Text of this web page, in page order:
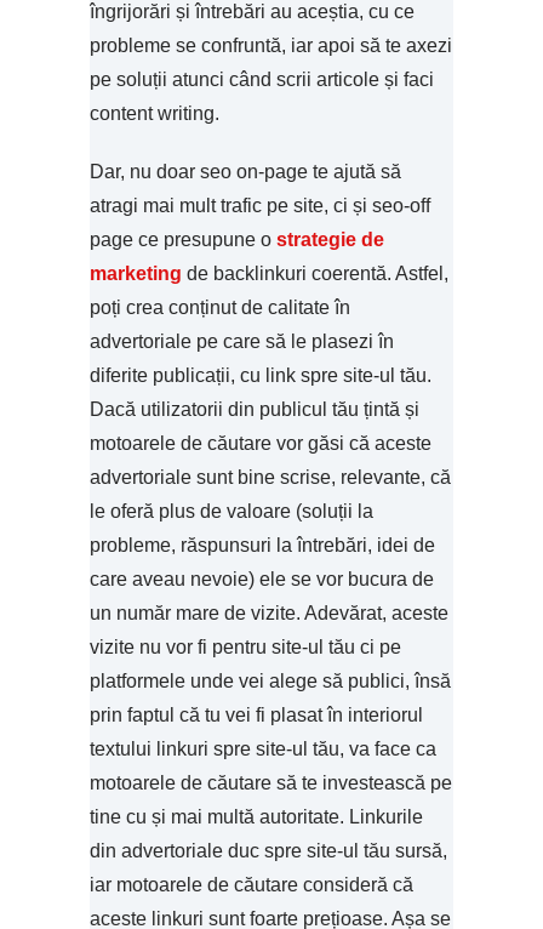
îngrijorări și întrebări au aceștia, cu ce
probleme se confruntă, iar apoi să te axezi
pe soluții atunci când scrii articole și faci
content writing.
Dar, nu doar seo on-page te ajută să
atragi mai mult trafic pe site, ci și seo-off
page ce presupune o strategie de
marketing de backlinkuri coerentă. Astfel,
poți crea conținut de calitate în
advertoriale pe care să le plasezi în
diferite publicații, cu link spre site-ul tău.
Dacă utilizatorii din publicul tău țintă și
motoarele de căutare vor găsi că aceste
advertoriale sunt bine scrise, relevante, că
le oferă plus de valoare (soluții la
probleme, răspunsuri la întrebări, idei de
care aveau nevoie) ele se vor bucura de
un număr mare de vizite. Adevărat, aceste
vizite nu vor fi pentru site-ul tău ci pe
platformele unde vei alege să publici, însă
prin faptul că tu vei fi plasat în interiorul
textului linkuri spre site-ul tău, va face ca
motoarele de căutare să te investească pe
tine cu și mai multă autoritate. Linkurile
din advertoriale duc spre site-ul tău sursă,
iar motoarele de căutare consideră că
aceste linkuri sunt foarte prețioase. Așa se